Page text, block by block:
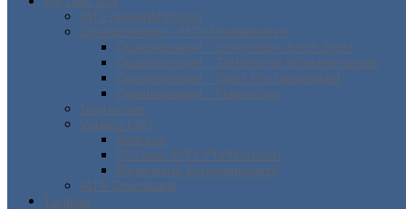
MTV-Vereinsführung
Qualitätssiegel - MTV Pfaffenhofen
Qualitätssiegel - Integration durch Sport
Qualitätssiegel - Zertifizierte Schwimmschule
Qualitätssiegel - Sport Pro Gesundheit
Qualitätssiegel - Prävention
Impressum
Vereins FAQ
Beiträge
FSJ beim MTV Pfaffenhofen
Bayerische Ehrenamtskarte
MTV Downloads
Termine